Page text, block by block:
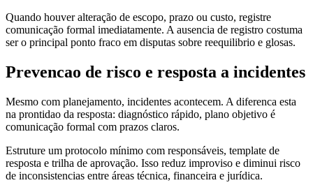
Quando houver alteração de escopo, prazo ou custo, registre
comunicação formal imediatamente. A ausencia de registro costuma
ser o principal ponto fraco em disputas sobre reequilibrio e glosas.
Prevencao de risco e resposta a incidentes
Mesmo com planejamento, incidentes acontecem. A diferenca esta
na prontidao da resposta: diagnóstico rápido, plano objetivo é
comunicação formal com prazos claros.
Estruture um protocolo mínimo com responsáveis, template de
resposta e trilha de aprovação. Isso reduz improviso e diminui risco
de inconsistencias entre áreas técnica, financeira e jurídica.